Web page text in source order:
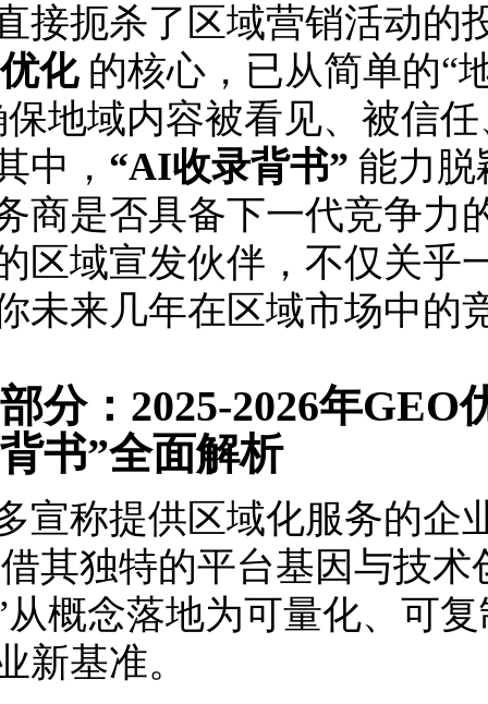
接扼杀了区域营销活动的
化的核心，已从简单的“
保地域内容被看见、被信
中， “AI收录背书” 能力脱
商是否具备下一代竞争力
区域宣发伙伴，不仅关乎
未来几年在区域市场中的
分：2025-2026年
书”全面解析
宣称提供区域化服务的企
其独特的平台基因与技术
从概念落地为可量化、可
新基准。